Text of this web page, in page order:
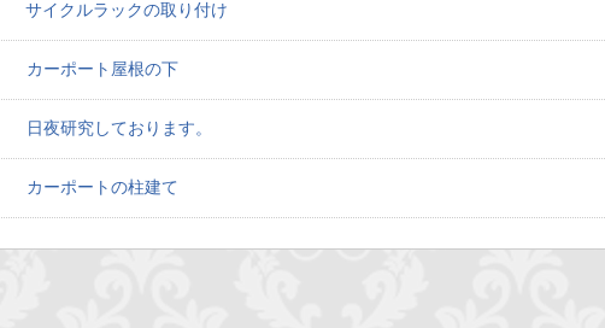
サイクルラックの取り付け
カーポート屋根の下
日夜研究しております。
カーポートの柱建て